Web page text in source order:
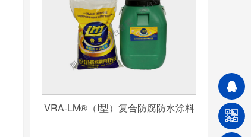
VRA-LM®（I型）复合防腐防水涂料